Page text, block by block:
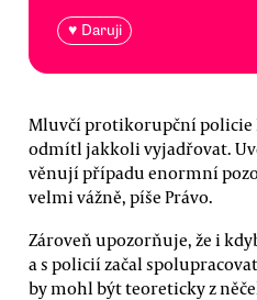
♥ Daruji
Mluvčí protikorupční policie
odmítl jakkoli vyjadřovat.
věnují případu enormní
velmi vážně, píše Právo.
Zároveň upozorňuje, že i
a s policií začal
by mohl být teoreticky z